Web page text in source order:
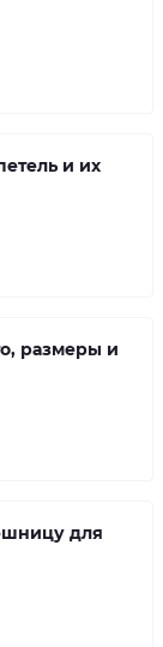
и их
размеры и
для